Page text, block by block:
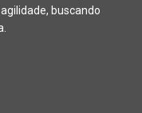
buscando